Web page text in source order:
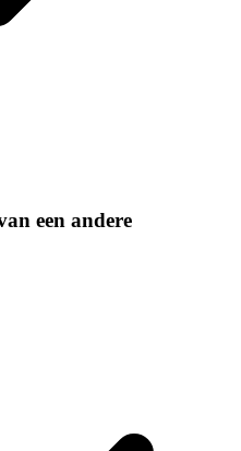
een andere